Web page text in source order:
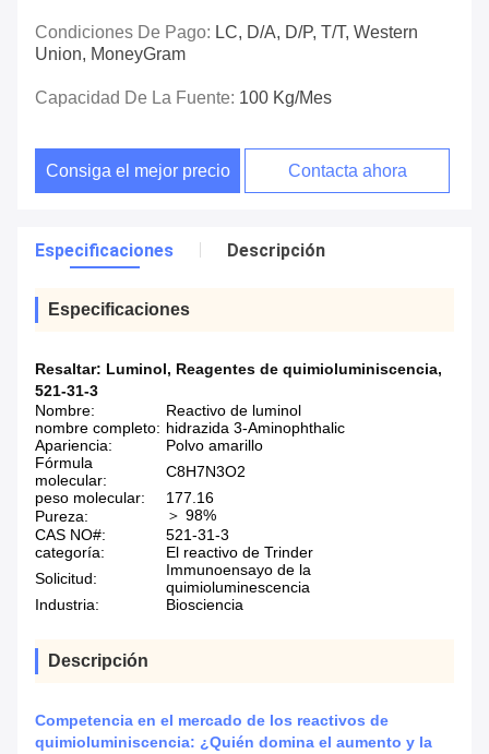
Condiciones De Pago: LC, D/A, D/P, T/T, Western
Union, MoneyGram
Capacidad De La Fuente: 100 Kg/mes
Consiga el mejor precio Contacta ahora
Especificaciones Descripción
Especificaciones
Resaltar: Luminol, Reagentes de quimioluminiscencia,
521-31-3
Nombre:
Reactivo de luminol
nombre completo: hidrazida 3-Aminophthalic
Apariencia:
Polvo amarillo
Fórmula
molecular:
C8H7N3O2
peso molecular:
177.16
Pureza:
＞ 98%
CAS NO#:
521-31-3
categoría:
El reactivo de Trinder
Solicitud:
Immunoensayo de la
quimioluminescencia
Industria:
Biosciencia
Descripción
Competencia en el mercado de los reactivos de
quimioluminiscencia: ¿Quién domina el aumento y la